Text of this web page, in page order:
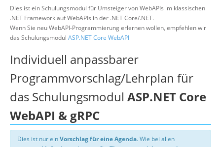
Dies ist ein Schulungsmodul für Umsteiger von WebAPIs im klassischen
.NET Framework auf WebAPIs in der .NET Core/.NET.
Wenn Sie neu WebAPI-Programmierung erlernen wollen, empfehlen wir
das Schulungsmodul ASP.NET Core WebAPI
Individuell anpassbarer
Programmvorschlag/Lehrplan für
das Schulungsmodul ASP.NET Core
WebAPI & gRPC
Dies ist nur einVorschlag für eine Agenda. Wie bei allen